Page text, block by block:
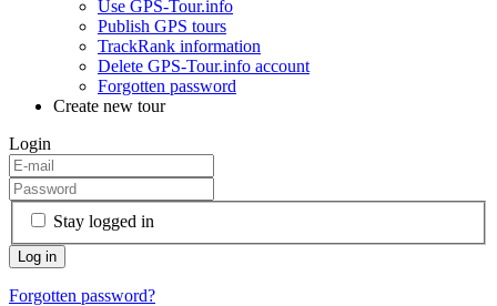
Use GPS-Tour.info
Publish GPS tours
TrackRank information
Delete GPS-Tour.info account
Forgotten password
Create new tour
Login
Stay logged in
Forgotten password?